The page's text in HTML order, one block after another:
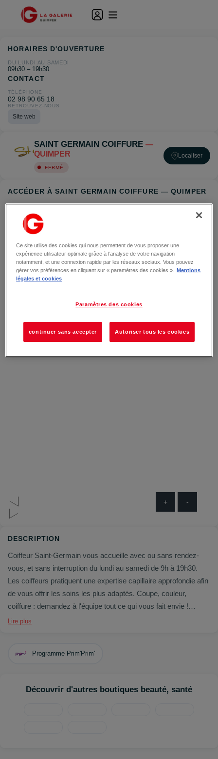
SAINT GERMAIN COIFFURE —
QUIMPER
FERMÉ
Localiser
ACCÉDER À SAINT GERMAIN COIFFURE — QUIMPER
+ -
HORAIRES D'OUVERTURE
DU LUNDI AU SAMEDI
09h30 – 19h30
CONTACT
TÉLÉPHONE
02 98 90 65 18
RETROUVEZ-NOUS
Site web
DESCRIPTION
Coiffeur Saint-Germain vous accueille avec ou sans rendez-
vous, et sans interruption du lundi au samedi de 9h à 19h30.
Les coiffeurs pratiquent une expertise capillaire approfondie afin
de vous offrir les soins les plus adaptés. Coupe, couleur,
coiffure : demandez à l'équipe tout ce qui vous fait envie !
Coiffeur Saint-Germain propose à la vente des produits
! Et pensez à la carte de fidélité qui pourra vous faire gagner
Lire plus
Programme Prim'Prim'
Découvrir d'autres boutiques beauté, santé
Ce site utilise des cookies qui nous permettent de vous proposer une
expérience utilisateur optimale grâce à l’analyse de votre navigation
notamment, et une connexion rapide par les réseaux sociaux. Vous pouvez
gérer vos préférences en cliquant sur « paramètres des cookies ».
Mentions
légales et cookies
Paramètres des cookies
continuer sans accepter Autoriser tous les cookies